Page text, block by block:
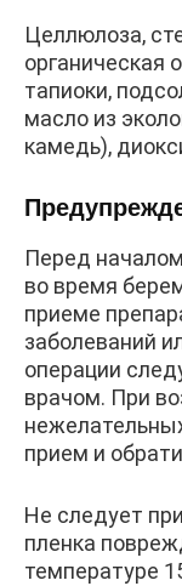
Целлюлоза,
органическая
тапиоки,
масло из
камедь),
Перед
во время
приеме
заболеваний
операции
врачом. При
прием и
Не следует
пленка
температуре